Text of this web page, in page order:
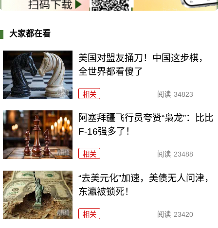
大家都在看
美国对盟友捅刀！中国这步棋，
全世界都看傻了
相关 阅读 34823
阿塞拜疆飞行员夸赞“枭龙”：比比
F-16强多了！
相关 阅读 23488
“去美元化”加速，美债无人问津，
东瀛被锁死！
相关 阅读 23420